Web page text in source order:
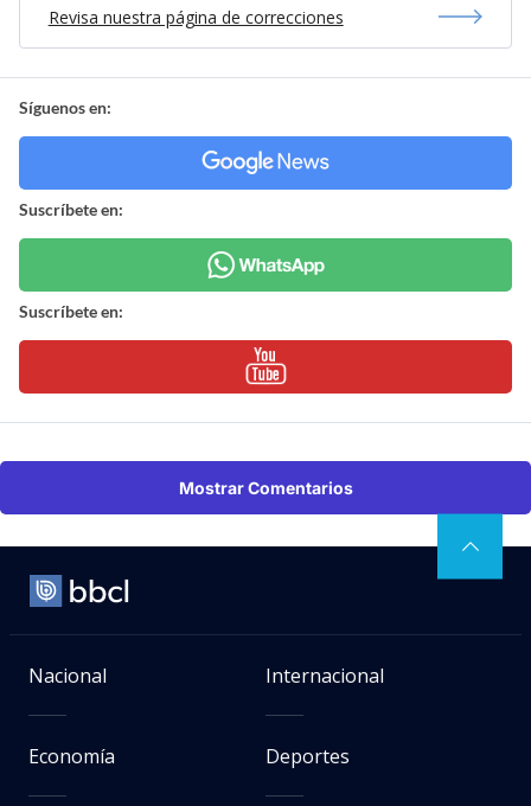
Revisa nuestra página de correcciones
Síguenos en:
Suscríbete en:
Suscríbete en:
Mostrar Comentarios
Nacional Internacional
Economía Deportes